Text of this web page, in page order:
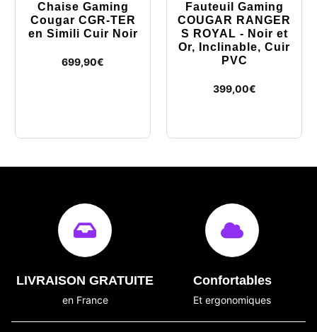
Chaise Gaming
Cougar CGR-TER
en Simili Cuir Noir
699,90€
Fauteuil Gaming
COUGAR RANGER
S ROYAL - Noir et
Or, Inclinable, Cuir
PVC
399,00€
LIVRAISON GRATUITE
en France
Confortables
Et ergonomiques